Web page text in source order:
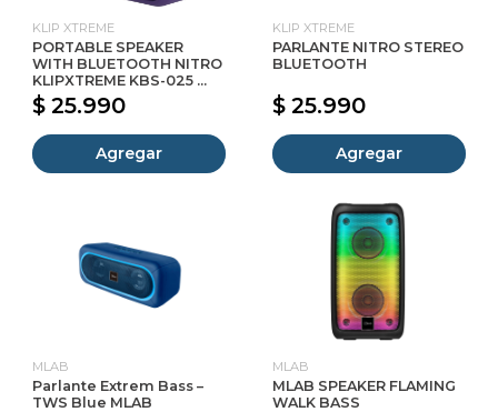
KLIP XTREME
PORTABLE SPEAKER
WITH BLUETOOTH NITRO
KLIPXTREME KBS-025 ...
$ 25.990
Agregar
KLIP XTREME
PARLANTE NITRO STEREO
BLUETOOTH
$ 25.990
Agregar
MLAB
Parlante Extrem Bass –
TWS Blue MLAB
MLAB
MLAB SPEAKER FLAMING
WALK BASS